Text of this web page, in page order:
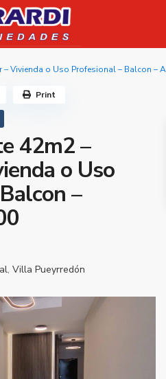
– Vivienda o Uso Profesional – Balcon – A
42m2 –
o Uso
–
, Villa Pueyrredón
Print